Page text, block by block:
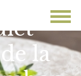
la